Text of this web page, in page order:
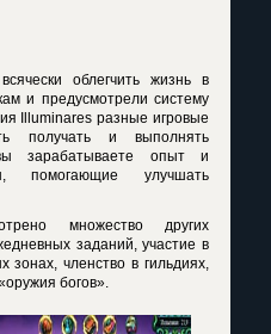
облегчить жизнь в
и предусмотрели систему
Illuminares разные игровые
получать и выполнять
зарабатываете опыт и
помогающие улучшать
множество других
заданий, участие в
членство в гильдиях,
богов».